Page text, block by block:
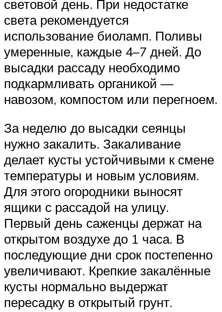
световой день. При недостатке
света рекомендуется
использование биоламп. Поливы
умеренные, каждые 4–7 дней. До
высадки рассаду необходимо
подкармливать органикой —
навозом, компостом или перегноем.
За неделю до высадки сеянцы
нужно закалить. Закаливание
делает кусты устойчивыми к смене
температуры и новым условиям.
Для этого огородники выносят
ящики с рассадой на улицу.
Первый день саженцы держат на
открытом воздухе до 1 часа. В
последующие дни срок постепенно
увеличивают. Крепкие закалённые
кусты нормально выдержат
пересадку в открытый грунт.